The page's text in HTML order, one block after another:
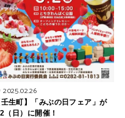
2025.02.26
壬生町】「みぶの日フェア」が
（日）に開催！